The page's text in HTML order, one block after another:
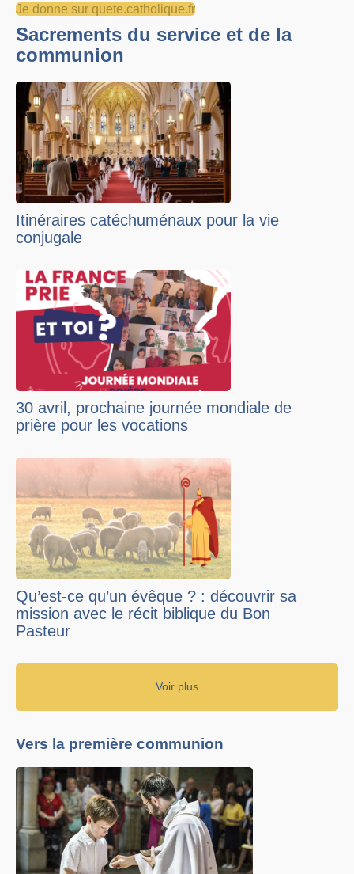
Je donne sur quete.catholique.fr
Sacrements du service et de la
communion
Itinéraires catéchuménaux pour la vie
conjugale
30 avril, prochaine journée mondiale de
prière pour les vocations
Qu’est-ce qu’un évêque ? : découvrir sa
mission avec le récit biblique du Bon
Pasteur
Voir plus
Vers la première communion